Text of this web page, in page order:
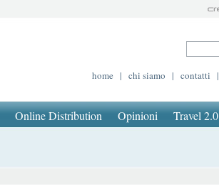
home | chi siamo | contatti |
Online Distribution Opinioni Travel 2.0